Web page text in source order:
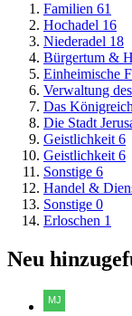
Familien 61
Hochadel 16
Niederadel 18
Bürgertum &
Einheimische
Verwaltung
Das Königreich
Die Stadt
Geistlichkeit 6
Geistlichkeit 6
Sonstige 6
Handel &
Sonstige 0
Erloschen 1
Neu